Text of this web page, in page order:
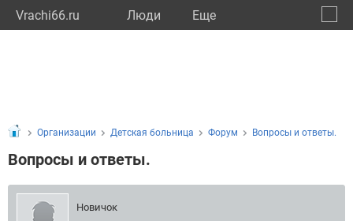
Vrachi66.ru Люди Eще
Организации Детская больница Форум Вопросы и ответы.
Вопросы и ответы.
Новичок